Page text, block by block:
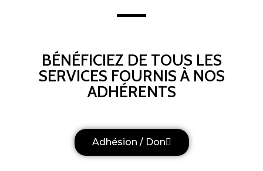
BÉNÉFICIEZ DE TOUS LES
SERVICES FOURNIS À NOS
ADHÉRENTS
Adhésion / Don